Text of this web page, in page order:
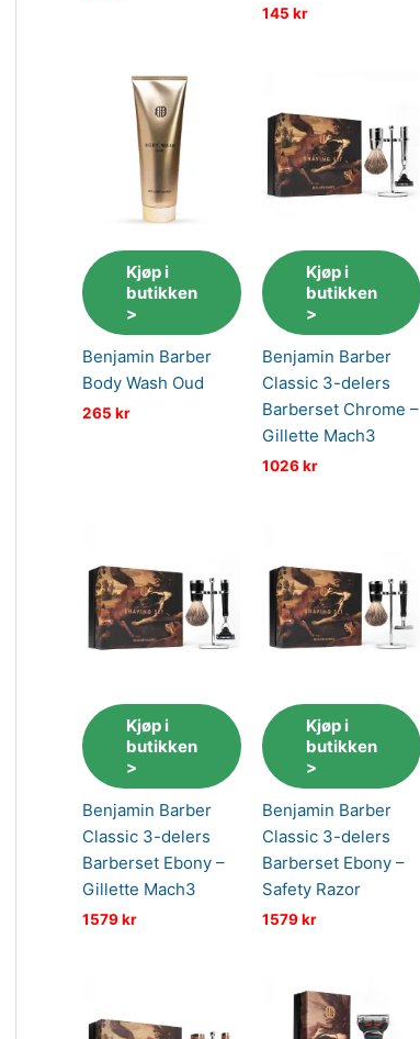
145 kr
Kjøp i
butikken
>
Benjamin Barber
Body Wash Oud
265 kr
Kjøp i
butikken
>
Benjamin Barber
Classic 3-delers
Barberset Chrome –
Gillette Mach3
1026kr
Kjøp i
butikken
>
Benjamin Barber
Classic 3-delers
Barberset Ebony –
Gillette Mach3
1579kr
Kjøp i
butikken
>
Benjamin Barber
Classic 3-delers
Barberset Ebony –
Safety Razor
1579kr